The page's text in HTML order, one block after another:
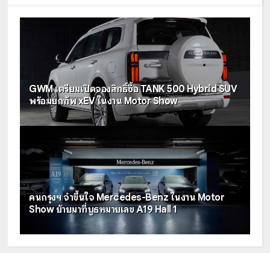
GWM เตรียมเปิดจองสิทธิ์ซื้อ TANK 500 Hybrid SUV
พร้อมยกทัพ xEV ในงาน Motor Show
คนกรุงฯ จำขึ้นใจ Mercedes-Benz ในงาน Motor
Show ย้ายมาที่บูธหมายเลข A19 Hall 1